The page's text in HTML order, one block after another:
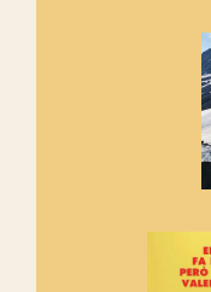
Si no
cosa
Els
Si ets